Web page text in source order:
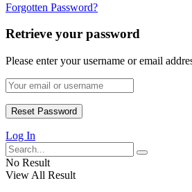
Forgotten Password?
Retrieve your password
Please enter your username or email
Log In
No Result
View All Result